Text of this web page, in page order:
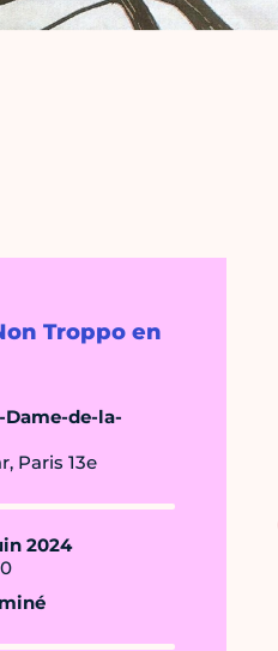
Troppo en
de-la-
Paris 13e
2024